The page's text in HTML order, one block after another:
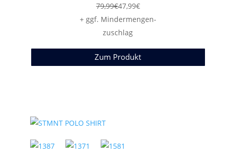
79,99€47,99€
+ ggf. Mindermengen-
zuschlag
Zum Produkt